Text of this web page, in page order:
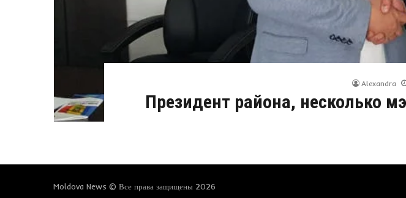
Alexandra
Президент района, несколько
Moldova News © Все права защищены 2026